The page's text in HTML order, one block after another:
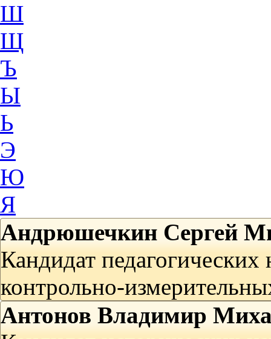
Ш
Щ
Ъ
Ы
Ь
Э
Ю
Я
Андрюшечкин Сергей
Кандидат
контрольно-
Антонов Владимир